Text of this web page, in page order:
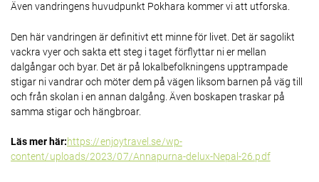
Även vandringens huvudpunkt Pokhara kommer vi att utforska.
Den här vandringen är definitivt ett minne för livet. Det är sagolikt
vackra vyer och sakta ett steg i taget förflyttar ni er mellan
dalgångar och byar. Det är på lokalbefolkningens upptrampade
stigar ni vandrar och möter dem på vägen liksom barnen på väg till
och från skolan i en annan dalgång. Även boskapen traskar på
samma stigar och hängbroar.
Läs mer här:https://enjoytravel.se/wp-
content/uploads/2023/07/Annapurna-delux-Nepal-26.pdf